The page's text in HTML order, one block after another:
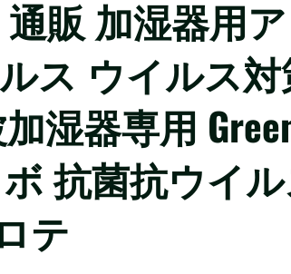
販 加湿器用
ス ウイルス
湿器専用
抗菌抗ウイ
テ